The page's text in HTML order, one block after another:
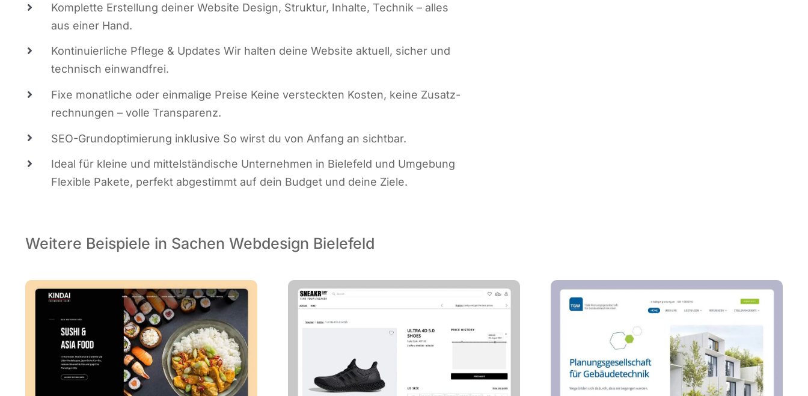
Kom­plet­te Erstel­lung dei­ner Web­site Design, Struk­tur, Inhal­te, Tech­nik – alles
aus einer Hand.
Kon­ti­nu­ier­li­che Pfle­ge & Updates Wir hal­ten dei­ne Web­site aktu­ell, sicher und
tech­nisch einwandfrei.
Fixe monat­li­che oder ein­ma­li­ge Prei­se Kei­ne ver­steck­ten Kos­ten, kei­ne Zusatz­
rech­nun­gen – vol­le Transparenz.
SEO-Grund­op­ti­mie­rung inklu­si­ve So wirst du von Anfang an sichtbar.
Ide­al für klei­ne und mit­tel­stän­di­sche Unter­neh­men in Bie­le­feld und Umge­bung
Fle­xi­ble Pake­te, per­fekt abge­stimmt auf dein Bud­get und dei­ne Ziele.
Weitere Beispiele in Sachen Webdesign Bielefeld